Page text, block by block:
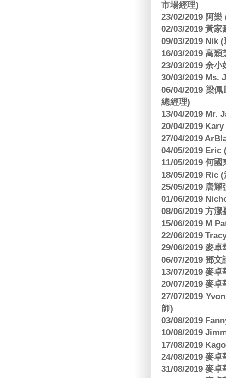
市場經理)
23/02/2019 阿
02/03/2019 黃
09/03/2019 Nik
16/03/2019 高
23/03/2019 余
30/03/2019 Ms.
06/04/2019 梁
總經理)
13/04/2019 Mr.
20/04/2019
27/04/2019
04/05/2019 Eric
11/05/2019 何
18/05/2019 Ric
25/05/2019 唐
01/06/2019
08/06/2019 方
15/06/2019 M
22/06/2019
29/06/2019 麥
06/07/2019 鄧
13/07/2019 麥
20/07/2019 麥
27/07/2019
師)
03/08/2019
10/08/2019
17/08/2019
24/08/2019 麥
31/08/2019 麥